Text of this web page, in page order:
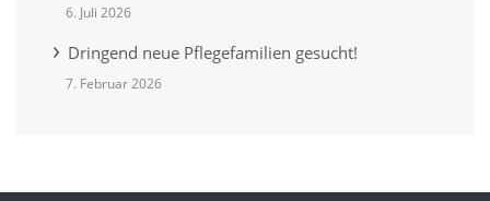
6. Juli 2026
Dringend neue Pflegefamilien gesucht!
7. Februar 2026